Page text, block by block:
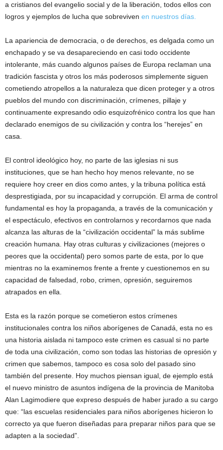
a cristianos del evangelio social y de la liberación, todos ellos con
logros y ejemplos de lucha que sobreviven en nuestros días.
La apariencia de democracia, o de derechos, es delgada como un
enchapado y se va desapareciendo en casi todo occidente
intolerante, más cuando algunos países de Europa reclaman una
tradición fascista y otros los más poderosos simplemente siguen
cometiendo atropellos a la naturaleza que dicen proteger y a otros
pueblos del mundo con discriminación, crímenes, pillaje y
continuamente expresando odio esquizofrénico contra los que han
declarado enemigos de su civilización y contra los “herejes” en
casa.
El control ideológico hoy, no parte de las iglesias ni sus
instituciones, que se han hecho hoy menos relevante, no se
requiere hoy creer en dios como antes, y la tribuna política está
desprestigiada, por su incapacidad y corrupción. El arma de control
fundamental es hoy la propaganda, a través de la comunicación y
el espectáculo, efectivos en controlarnos y recordarnos que nada
alcanza las alturas de la “civilización occidental” la más sublime
creación humana. Hay otras culturas y civilizaciones (mejores o
peores que la occidental) pero somos parte de esta, por lo que
mientras no la examinemos frente a frente y cuestionemos en su
capacidad de falsedad, robo, crimen, opresión, seguiremos
atrapados en ella.
Esta es la razón porque se cometieron estos crímenes
institucionales contra los niños aborígenes de Canadá, esta no es
una historia aislada ni tampoco este crimen es casual si no parte
de toda una civilización, como son todas las historias de opresión y
crimen que sabemos, tampoco es cosa solo del pasado sino
también del presente. Hoy muchos piensan igual, de ejemplo está
el nuevo ministro de asuntos indígena de la provincia de Manitoba
Alan Lagimodiere que expreso después de haber jurado a su cargo
que: “las escuelas residenciales para niños aborígenes hicieron lo
correcto ya que fueron diseñadas para preparar niños para que se
adapten a la sociedad”.